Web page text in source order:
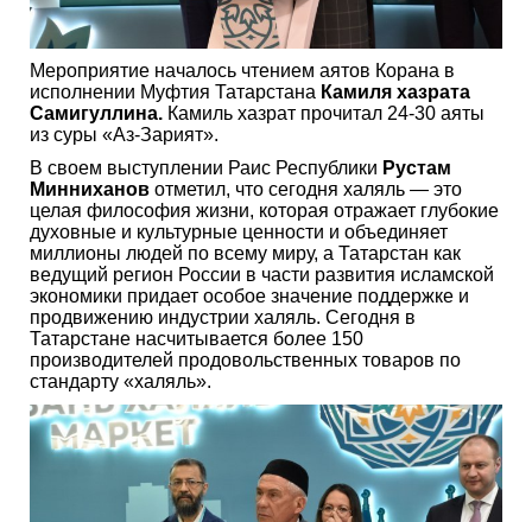
Мероприятие началось чтением аятов Корана в
исполнении Муфтия Татарстана Камиля хазрата
Самигуллина. Камиль хазрат прочитал 24-30 аяты
из суры «Аз-Зарият».
В своем выступлении Раис Республики Рустам
Минниханов отметил, что сегодня халяль — это
целая философия жизни, которая отражает глубокие
духовные и культурные ценности и объединяет
миллионы людей по всему миру, а Татарстан как
ведущий регион России в части развития исламской
экономики придает особое значение поддержке и
продвижению индустрии халяль. Сегодня в
Татарстане насчитывается более 150
производителей продовольственных товаров по
стандарту «халяль».